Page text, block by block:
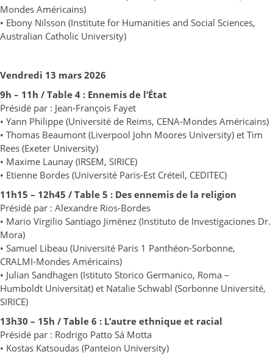
Mondes Américains)
• Ebony Nilsson (Institute for Humanities and Social Sciences,
Australian Catholic University)
Vendredi 13 mars 2026
9h – 11h / Table 4 : Ennemis de l’État
Présidé par : Jean-François Fayet
• Yann Philippe (Université de Reims, CENA-Mondes Américains)
• Thomas Beaumont (Liverpool John Moores University) et Tim
Rees (Exeter University)
• Maxime Launay (IRSEM, SIRICE)
• Etienne Bordes (Université Paris-Est Créteil, CEDITEC)
11h15 – 12h45 / Table 5 : Des ennemis de la religion
Présidé par : Alexandre Rios-Bordes
• Mario Virgilio Santiago Jiménez (Instituto de Investigaciones Dr.
Mora)
• Samuel Libeau (Université Paris 1 Panthéon-Sorbonne,
CRALMI-Mondes Américains)
• Julian Sandhagen (Istituto Storico Germanico, Roma –
Humboldt Universität) et Natalie Schwabl (Sorbonne Université,
SIRICE)
13h30 – 15h / Table 6 : L’autre ethnique et racial
Présidé par : Rodrigo Patto Sá Motta
• Kostas Katsoudas (Panteion University)